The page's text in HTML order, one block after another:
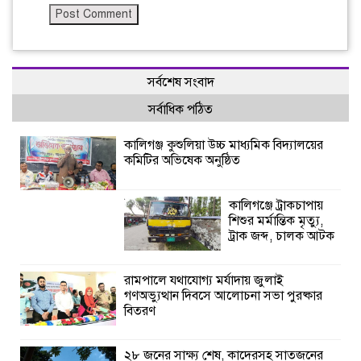
সর্বশেষ সংবাদ
সর্বাধিক পঠিত
কালিগঞ্জ কুশুলিয়া উচ্চ মাধ্যমিক বিদ্যালয়ের
কমিটির অভিষেক অনুষ্ঠিত
কালিগঞ্জে ট্রাকচাপায়
শিশুর মর্মান্তিক মৃত্যু,
ট্রাক জব্দ, চালক আটক
রামপালে যথাযোগ্য মর্যাদায় জুলাই
গণঅভ্যুত্থান দিবসে আলোচনা সভা পুরষ্কার
বিতরণ
২৮ জনের সাক্ষ্য শেষ, কাদেরসহ সাতজনের